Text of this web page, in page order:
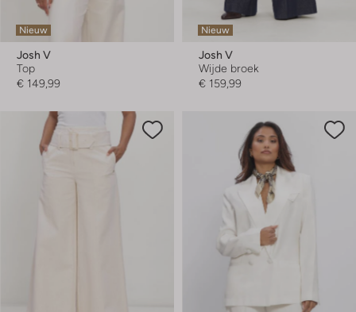
Nieuw
Josh V
Top
€ 149,99
Nieuw
Josh V
Wijde broek
€ 159,99